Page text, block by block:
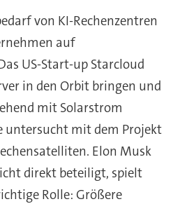
von KI-Rechenzentren
auf
US-Start-up Starcloud
in den Orbit bringen und
mit Solarstrom
untersucht mit dem Projekt
Elon Musk
direkt beteiligt, spielt
Rolle: Größere